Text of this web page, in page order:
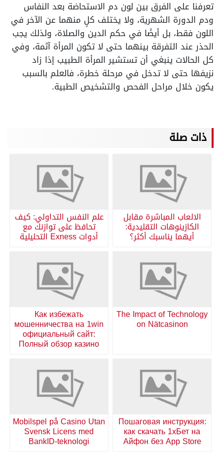
تعرفنا على الفرق بين لون دم الاستحاضة بعد النفاس
ودم الدورة الشهرية، ولا يختلف كلٍ منهما عن الآخر في
اللون فقط، بل أيضًا في حكم الدين والصلاة، ولذلك يجب
الحذر عند التفرقة بينهما حتى لا تكون المرأة آثمة، وفي
كل الحالات ينبغي أن تستشير المرأة الطبيب إذا زاد
نزيفها حتى لا تدخل في مرحلة خطرة، فالعلم بالسبب
يكون خلال مراحل الفحص والتشخيص الطبية.
ذات صلة
الالعاب المباشرة مقابل
الكازينوهات التقليدية:
أيهما يناسبك أكثر؟
علم النفس التداولي: كيف
تحافظ على توازنك مع
أدوات Exness التحليلية
The Impact of Technology
on Nätcasinon
Как избежать
мошенничества на 1win
официальный сайт:
Полный обзор казино
Пошаговая инструкция:
как скачать 1хБет на
Айфон без App Store
Mobilspel på Casino Utan
Svensk Licens med
BankID-teknologi